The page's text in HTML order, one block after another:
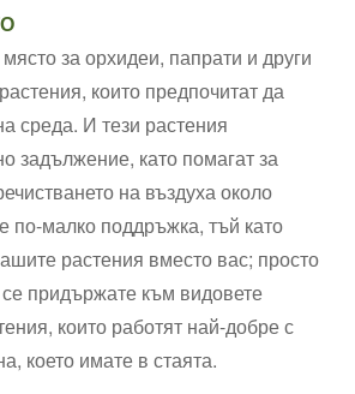
за орхидеи, папрати и други
които предпочитат да
среда. И тези растения
задължение, като помагат за
на въздуха около
по-малко поддръжка, тъй като
растения вместо вас; просто
придържате към видовете
които работят най-добре с
което имате в стаята.